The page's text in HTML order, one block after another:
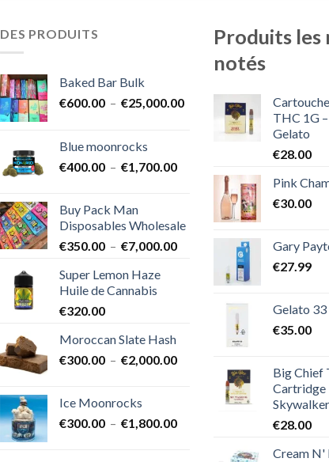
DES PRODUITS
Baked Bar Bulk
€600.00 – €25,000.00Plage
€25,000.00
Blue moonrocks
€400.00 – €1,700.00Plage
€400.00
à
€1,700.00
Buy Pack Man
Disposables Wholesale
€350.00 – €7,000.00Plage
Super Lemon Haze
Huile de Cannabis
€320.00
Moroccan Slate Hash
€300.00 – €2,000.00Plage
à
Ice Moonrocks
€300.00 – €1,800.00Plage
Produits les
notés
THC 1G
Gelato
€28.00
Pink
€30.00
Gary
€27.99
Gelato
€35.00
Big Chief
Cartridge
€28.00
Cream N'